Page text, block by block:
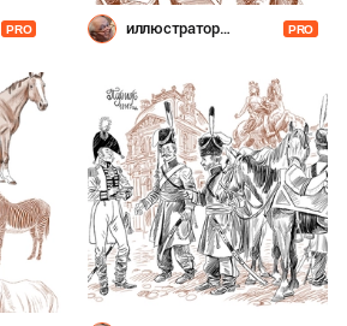
PRO
иллюстратор
PRO